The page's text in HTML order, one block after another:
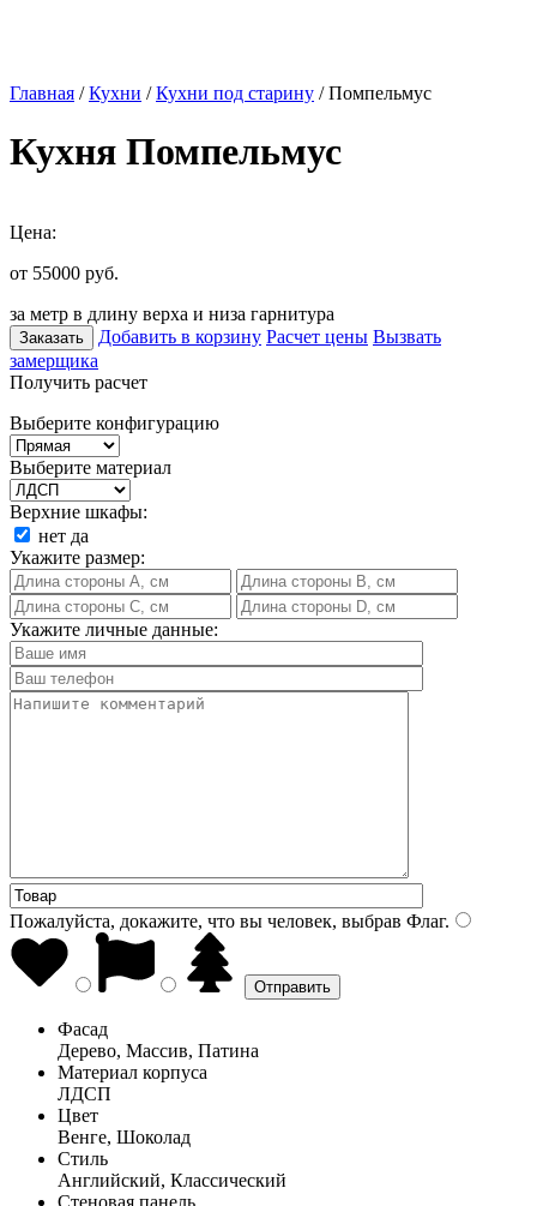
Главная /Кухни /Кухни под старину / Помпельмус
Кухня Помпельмус
Цена:
от 55000 руб.
за метр в длину верха и низа гарнитура
Заказать Добавить в корзину Расчет цены Вызвать
замерщика
Получить расчет
Выберите конфигурацию
Выберите материал
Верхние шкафы:
нет да
Укажите размер:
Укажите личные данные:
Пожалуйста, докажите, что вы человек, выбрав Флаг.
Фасад
Дерево, Массив, Патина
Материал корпуса
ЛДСП
Цвет
Венге, Шоколад
Стиль
Английский, Классический
Стеновая панель